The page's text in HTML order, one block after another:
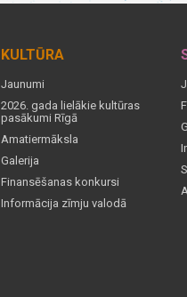
KULTŪRA
Jaunumi
2026. gada lielākie kultūras
pasākumi Rīgā
Amatiermāksla
Galerija
Finansēšanas konkursi
Informācija zīmju valodā